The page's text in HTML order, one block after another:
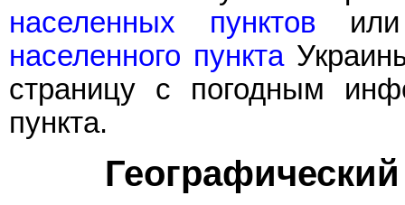
населенных пунктов
населенного пункта
страницу с погодным
пункта.